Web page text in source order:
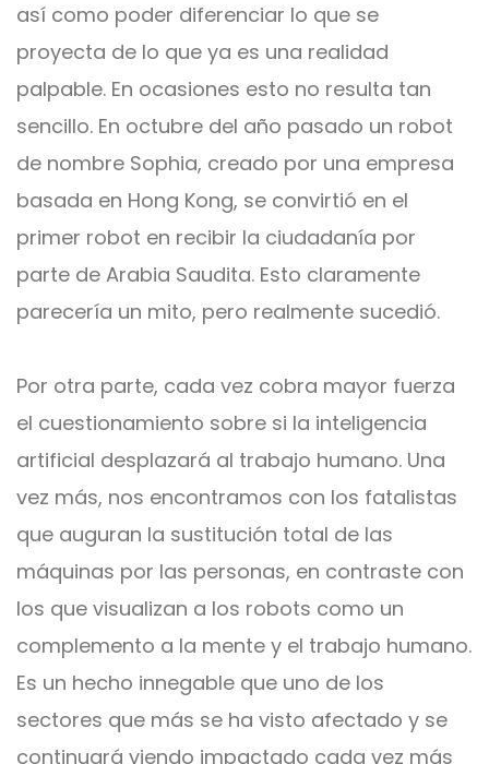
así como poder diferenciar lo que se
proyecta de lo que ya es una realidad
palpable. En ocasiones esto no resulta tan
sencillo. En octubre del año pasado un robot
de nombre Sophia, creado por una empresa
basada en Hong Kong, se convirtió en el
primer robot en recibir la ciudadanía por
parte de Arabia Saudita. Esto claramente
parecería un mito, pero realmente sucedió.
Por otra parte, cada vez cobra mayor fuerza
el cuestionamiento sobre si la inteligencia
artificial desplazará al trabajo humano. Una
vez más, nos encontramos con los fatalistas
que auguran la sustitución total de las
máquinas por las personas, en contraste con
los que visualizan a los robots como un
complemento a la mente y el trabajo humano.
Es un hecho innegable que uno de los
sectores que más se ha visto afectado y se
continuará viendo impactado cada vez más